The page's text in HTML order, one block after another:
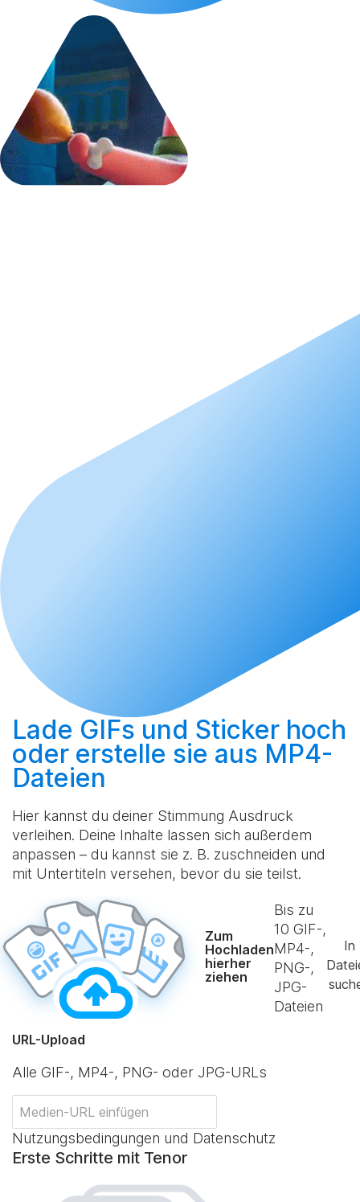
Lade GIFs und Sticker hoch
oder erstelle sie aus MP4-
Dateien
Hier kannst du deiner Stimmung Ausdruck
verleihen. Deine Inhalte lassen sich außerdem
anpassen – du kannst sie z. B. zuschneiden und
mit Untertiteln versehen, bevor du sie teilst.
Zum
Hochladen
hierher
ziehen
Bis zu
10 GIF-,
MP4-,
PNG-,
JPG-
Dateien
In
URL-Upload
Alle GIF-, MP4-, PNG- oder JPG-URLs
Nutzungsbedingungen und Datenschutz
Erste Schritte mit Tenor